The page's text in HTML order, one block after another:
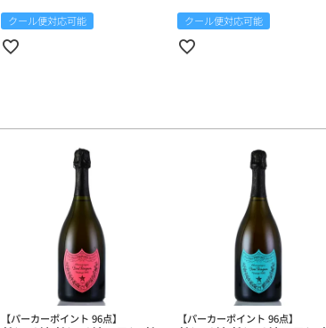
クール便対応可能 クール便対応可能
【パーカーポイント 96点】 【パーカーポイント 96点】